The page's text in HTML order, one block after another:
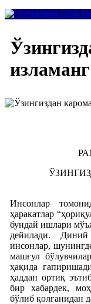
изламанг
Инсонлар
ҳаракатлар
бундай ишлари
дейилади.
инсонлар,
машғул
ҳақида
ҳаддан ортиқ
бир хабардек,
бўлиб қолганидан